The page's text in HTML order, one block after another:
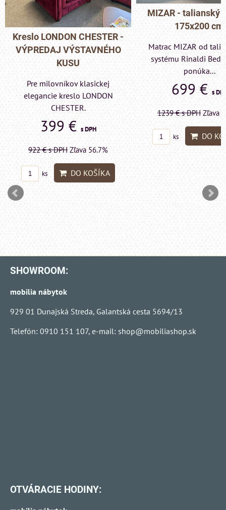
MIZAR - talianský matrac
175x200 cm
Matrac MIZAR od talianskeho
systému Rinaldi Bed System
ponúka...
699 €s DPH
1239 €s DPH Zľava 43.6%
ks DO KOŠÍKA
Pohovka LONDON
- VÝPREDAJ
KUSU
Pre milovníkov
elegancie kreslo a
LONDON
599 €s
1415 €s DPH Zľava
ks DO
SHOWROOM:
mobilia nábytok
929 01 Dunajská Streda, Galantská cesta 5694/13
Telefón: 0910 151 107, e-mail: shop@mobiliashop.sk
OTVÁRACIE HODINY: